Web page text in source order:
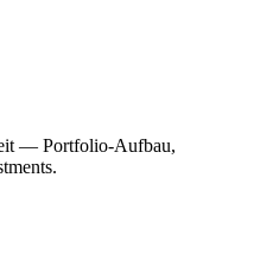
— Portfolio-Aufbau,